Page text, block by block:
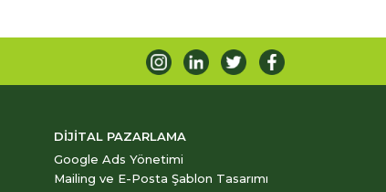
DİJİTAL PAZARLAMA
Google Ads Yönetimi
Mailing ve E-Posta Şablon Tasarımı